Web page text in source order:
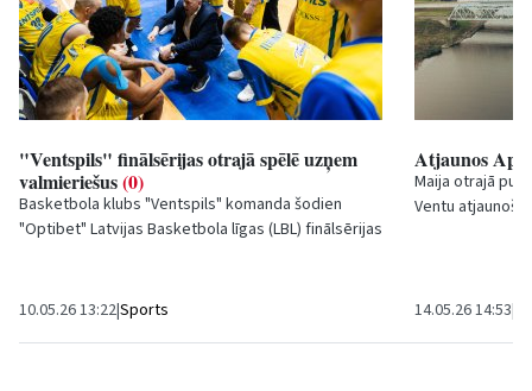
"Ventspils" finālsērijas otrajā spēlē uzņem
valmieriešus(0)
Basketbola klubs "Ventspils" komanda šodien
"Optibet" Latvijas Basketbola līgas (LBL) finālsērijas
10.05.26 13:22|Sports
Atjaunos
Maija otrajā
Ventu
14.05.26 14:53|